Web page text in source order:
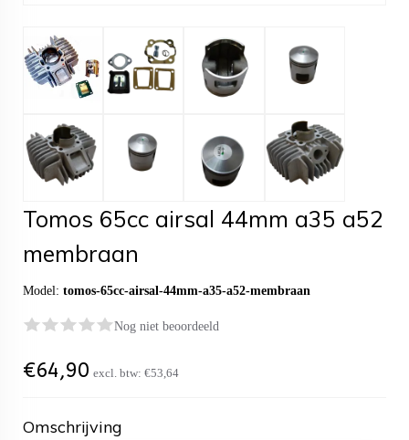
Tomos 65cc airsal 44mm a35 a52
membraan
Model: tomos-65cc-airsal-44mm-a35-a52-membraan
Nog niet beoordeeld
€64,90 excl. btw: €53,64
Omschrijving